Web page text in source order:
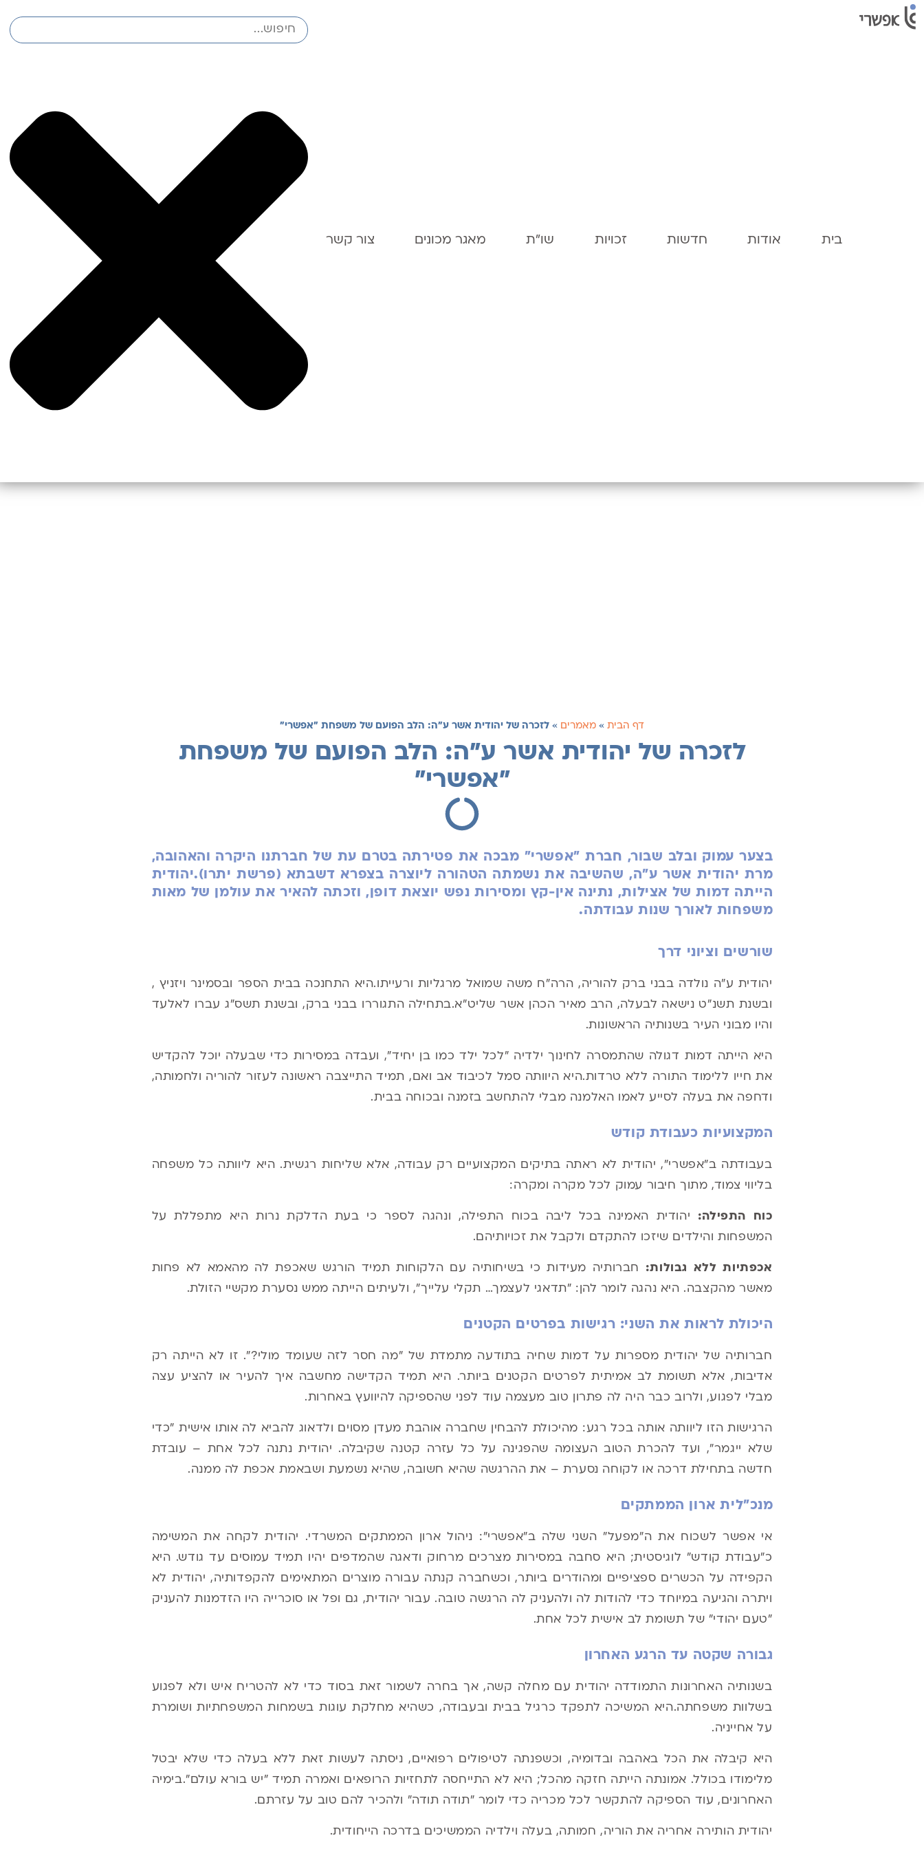
בית אודות חדשות זכויות שו"ת מאגר מכונים צור קשר
דף הבית » מאמרים » לזכרה של יהודית אשר ע"ה: הלב הפועם של משפחת "אפשרי"
לזכרה של יהודית אשר ע"ה: הלב הפועם של משפחת
"אפשרי"
בצער עמוק ובלב שבור, חברת "אפשרי" מבכה את פטירתה בטרם עת של חברתנו היקרה והאהובה,
מרת יהודית אשר ע"ה, שהשיבה את נשמתה הטהורה ליוצרה בצפרא דשבתא (פרשת יתרו).יהודית
הייתה דמות של אצילות, נתינה אין-קץ ומסירות נפש יוצאת דופן, וזכתה להאיר את עולמן של מאות
משפחות לאורך שנות עבודתה.
שורשים וציוני דרך
יהודית ע"ה נולדה בבני ברק להוריה, הרה"ח משה שמואל מרגליות ורעייתו .היא התחנכה בבית הספר ובסמינר ויזניץ ,
ובשנת תשנ"ט נישאה לבעלה, הרב מאיר הכהן אשר שליט"א.בתחילה התגוררו בבני ברק, ובשנת תשס"ג עברו לאלעד
והיו מבוני העיר בשנותיה הראשונות.
היא הייתה דמות דגולה שהתמסרה לחינוך ילדיה "לכל ילד כמו בן יחיד", ועבדה במסירות כדי שבעלה יוכל להקדיש
את חייו ללימוד התורה ללא טרדות.היא היוותה סמל לכיבוד אב ואם, תמיד התייצבה ראשונה לעזור להוריה ולחמותה,
ודחפה את בעלה לסייע לאמו האלמנה מבלי להתחשב בזמנה ובכוחה בבית.
המקצועיות כעבודת קודש
בעבודתה ב"אפשרי", יהודית לא ראתה בתיקים המקצועיים רק עבודה, אלא שליחות רגשית. היא ליוותה כל משפחה
בליווי צמוד, מתוך חיבור עמוק לכל מקרה ומקרה:
כוח התפילה: יהודית האמינה בכל ליבה בכוח התפילה, ונהגה לספר כי בעת הדלקת נרות היא מתפללת על
המשפחות והילדים שיזכו להתקדם ולקבל את זכויותיהם.
אכפתיות ללא גבולות: חברותיה מעידות כי בשיחותיה עם הלקוחות תמיד הורגש שאכפת לה מהאמא לא פחות
מאשר מהקצבה. היא נהגה לומר להן: "תדאגי לעצמך… תקלי עלייך", ולעיתים הייתה ממש נסערת מקשיי הזולת.
היכולת לראות את השני: רגישות בפרטים הקטנים
חברותיה של יהודית מספרות על דמות שחיה בתודעה מתמדת של "מה חסר לזה שעומד מולי?". זו לא הייתה רק
אדיבות, אלא תשומת לב אמיתית לפרטים הקטנים ביותר. היא תמיד הקדישה מחשבה איך להעיר או להציע עצה
מבלי לפגוע, ולרוב כבר היה לה פתרון טוב מעצמה עוד לפני שהספיקה להיוועץ באחרות.
הרגישות הזו ליוותה אותה בכל רגע: מהיכולת להבחין שחברה אוהבת מעדן מסוים ולדאוג להביא לה אותו אישית "כדי
שלא ייגמר", ועד להכרת הטוב העצומה שהפגינה על כל עזרה קטנה שקיבלה. יהודית נתנה לכל אחת – עובדת
חדשה בתחילת דרכה או לקוחה נסערת – את ההרגשה שהיא חשובה, שהיא נשמעת ושבאמת אכפת לה ממנה.
מנכ"לית ארון הממתקים
אי אפשר לשכוח את ה"מפעל" השני שלה ב"אפשרי": ניהול ארון הממתקים המשרדי. יהודית לקחה את המשימה
כ"עבודת קודש" לוגיסטית; היא סחבה במסירות מצרכים מרחוק ודאגה שהמדפים יהיו תמיד עמוסים עד גודש. היא
הקפידה על הכשרים ספציפיים ומהודרים ביותר, וכשחברה קנתה עבורה מוצרים המתאימים להקפדותיה, יהודית לא
ויתרה והגיעה במיוחד כדי להודות לה ולהעניק לה הרגשה טובה. עבור יהודית, גם ופל או סוכרייה היו הזדמנות להעניק
"טעם יהודי" של תשומת לב אישית לכל אחת.
גבורה שקטה עד הרגע האחרון
בשנותיה האחרונות התמודדה יהודית עם מחלה קשה, אך בחרה לשמור זאת בסוד כדי לא להטריח איש ולא לפגוע
בשלוות משפחתה.היא המשיכה לתפקד כרגיל בבית ובעבודה, כשהיא מחלקת עוגות בשמחות המשפחתיות ושומרת
על אחייניה.
היא קיבלה את הכל באהבה ובדומיה, וכשפנתה לטיפולים רפואיים, ניסתה לעשות זאת ללא בעלה כדי שלא יבטל
מלימודו בכולל. אמונתה הייתה חזקה מהכל; היא לא התייחסה לתחזיות הרופאים ואמרה תמיד "יש בורא עולם".בימיה
האחרונים, עוד הספיקה להתקשר לכל מכריה כדי לומר "תודה תודה" ולהכיר להם טוב על עזרתם .
יהודית הותירה אחריה את הוריה, חמותה, בעלה וילדיה הממשיכים בדרכה הייחודית.